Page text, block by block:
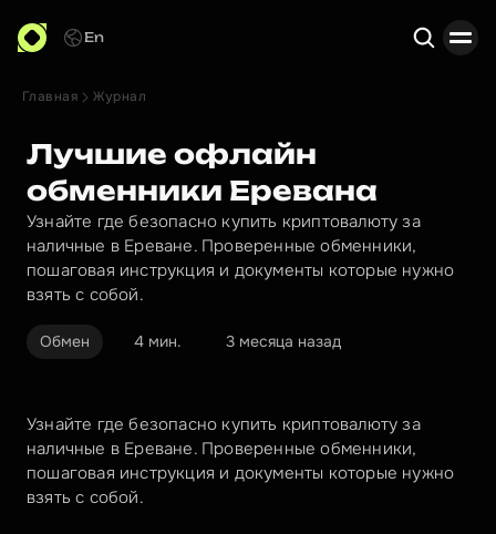
En
Главная Журнал
Лучшие офлайн
обменники Еревана
Узнайте где безопасно купить криптовалюту за
наличные в Ереване. Проверенные обменники,
пошаговая инструкция и документы которые нужно
взять с собой.
Обмен 4 мин. 3 месяца назад
Узнайте где безопасно купить криптовалюту за
наличные в Ереване. Проверенные обменники,
пошаговая инструкция и документы которые нужно
взять с собой.